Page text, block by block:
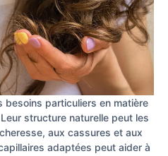
besoins particuliers en matière
structure naturelle peut les
aux cassures et aux
adaptées peut aider à